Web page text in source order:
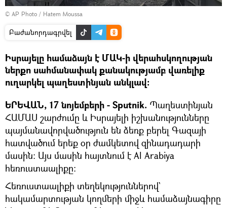
© AP Photo / Hatem Moussa
Բաժանորդագրվել
Իսրայելը համաձայն է ՄԱԿ-ի վերահսկողության
ներքո սահմանափակ քանակությամբ վառելիք
ուղարկել պաղեստինյան անկլավ:
ԵՐԵՎԱՆ, 17 նոյեմբերի - Sputnik. Պաղեստինյան
ՀԱՄԱՍ շարժումը և Իսրայելի իշխանությունները
պայմանավորվածություն են ձեռք բերել Գազայի
հատվածում երեք օր ժամկետով զինադադարի
մասին: Այս մասին հայտնում է Al Arabiya
հեռուստաալիքը։
Հեռուստաալիքի տեղեկություններով`
հակամարտության կողմերի միջև համաձայնագիրը